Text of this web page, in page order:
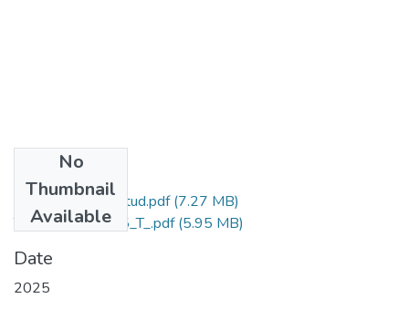
No
Thumbnail
Available
Grado de Similitud.pdf(7.27 MB)
T036_70334765_T_.pdf(5.95 MB)
Date
2025